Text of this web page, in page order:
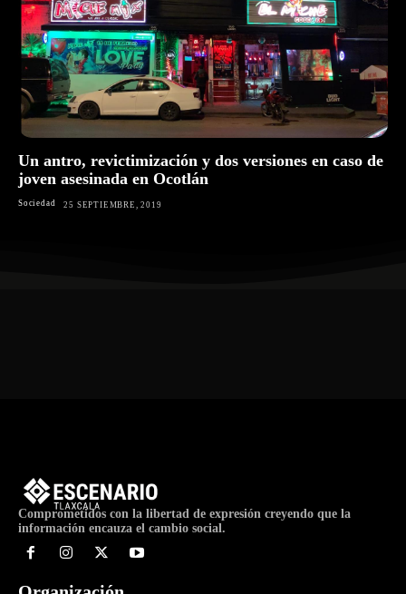
Un antro, revictimización y dos versiones en caso de
joven asesinada en Ocotlán
Sociedad 25 SEPTIEMBRE, 2019
Comprometidos con la libertad de expresión creyendo que la
información encauza el cambio social.